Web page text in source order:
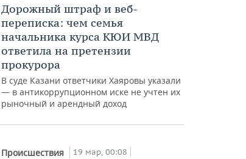
Дорожный штраф и веб-
переписка: чем семья
начальника курса КЮИ МВД
ответила на претензии
прокурора
В суде Казани ответчики Хаяровы указали
— в антикоррупционном иске не учтен их
рыночный и арендный доход
Происшествия 19 мар, 00:08